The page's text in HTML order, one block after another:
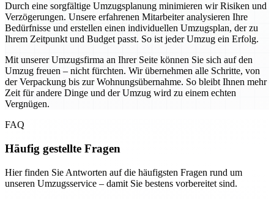
Durch eine sorgfältige Umzugsplanung minimieren wir Risiken und
Verzögerungen. Unsere erfahrenen Mitarbeiter analysieren Ihre
Bedürfnisse und erstellen einen individuellen Umzugsplan, der zu
Ihrem Zeitpunkt und Budget passt. So ist jeder Umzug ein Erfolg.
Mit unserer Umzugsfirma an Ihrer Seite können Sie sich auf den
Umzug freuen – nicht fürchten. Wir übernehmen alle Schritte, von
der Verpackung bis zur Wohnungsübernahme. So bleibt Ihnen mehr
Zeit für andere Dinge und der Umzug wird zu einem echten
Vergnügen.
FAQ
Häufig gestellte Fragen
Hier finden Sie Antworten auf die häufigsten Fragen rund um
unseren Umzugsservice – damit Sie bestens vorbereitet sind.